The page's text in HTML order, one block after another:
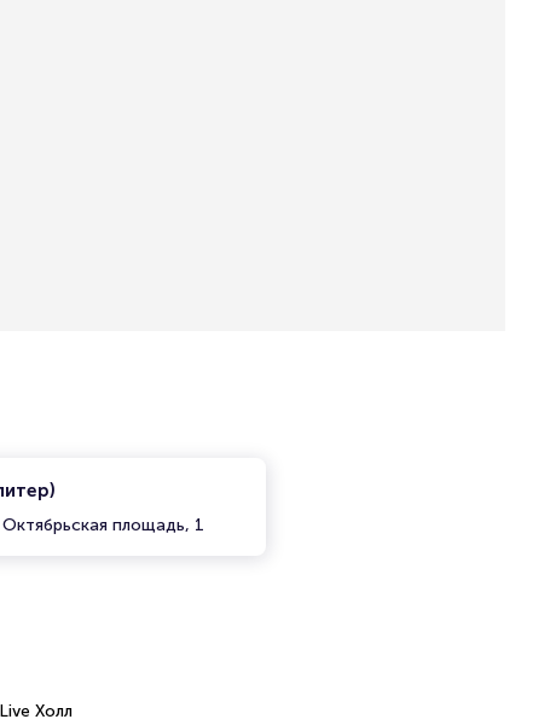
площадь, 1
Холл